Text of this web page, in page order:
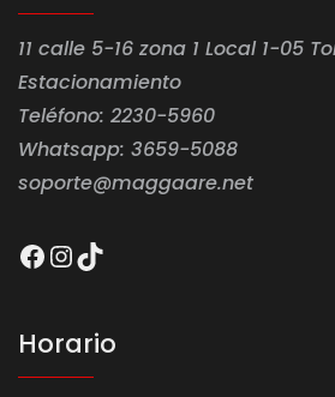
11 calle 5-16 zona 1 Local 1-05
Estacionamiento
Teléfono: 2230-5960
Whatsapp: 3659-5088
soporte@maggaare.net
Facebook
Instagram
TikTok
Horario